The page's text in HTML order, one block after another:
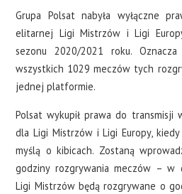
Grupa Polsat nabyła wyłączne
elitarnej Ligi Mistrzów i Ligi
sezonu 2020/2021 roku.
wszystkich 1029 meczów tych
jednej platformie.
Polsat wykupił prawa do transmisji
dla Ligi Mistrzów i Ligi Europy,
myślą o kibicach. Zostaną
godziny rozgrywania meczów – w
Ligi Mistrzów będą rozgrywane o